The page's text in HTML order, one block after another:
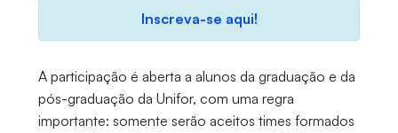
Inscreva-se aqui!
A participação é aberta a alunos da graduação e da
pós-graduação da Unifor, com uma regra
importante: somente serão aceitos times formados